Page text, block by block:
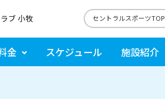
ブ 小牧 セントラルスポーツTOP
金 スケジュール 施設紹介